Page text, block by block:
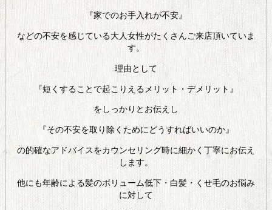
『家でのお手入れが不安』
などの不安を感じている大人女性がたくさんご来店頂いていま
す。
理由として
『短くすることで起こりえるメリット・デメリット』
をしっかりとお伝えし
『その不安を取り除くためにどうすればいいのか』
の的確なアドバイスをカウンセリング時に細かく丁寧にお伝え
します。
他にも年齢による髪のボリューム低下・白髪・くせ毛のお悩み
に対して